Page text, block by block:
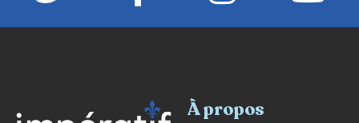
À propos